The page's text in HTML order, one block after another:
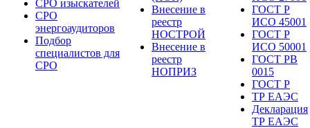
СРО изыскателей
СРО
энергоаудиторов
Подбор
специалистов для
СРО
Внесение в
реестр
НОСТРОЙ
Внесение в
реестр
НОПРИЗ
ГОСТ Р
ИСО 45001
ГОСТ Р
ИСО 50001
ГОСТ РВ
0015
ГОСТ Р
ТР ЕАЭС
Декларация
ТР ЕАЭС